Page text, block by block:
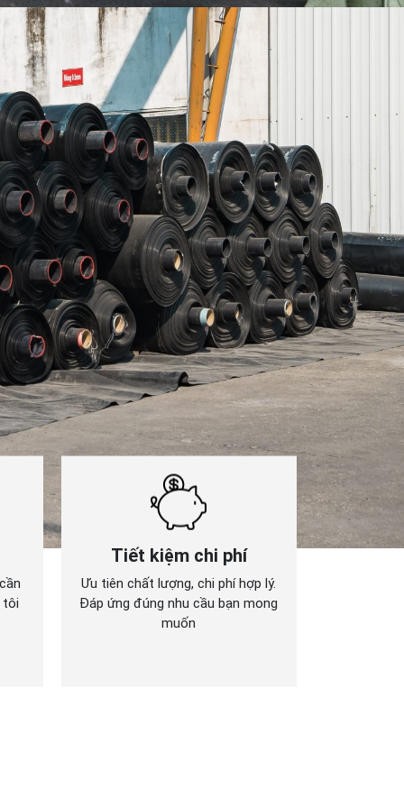
tôi
Tiết kiệm chi phí
Ưu tiên chất lượng, chi phí hợp lý.
Đáp ứng đúng nhu cầu bạn mong
muốn